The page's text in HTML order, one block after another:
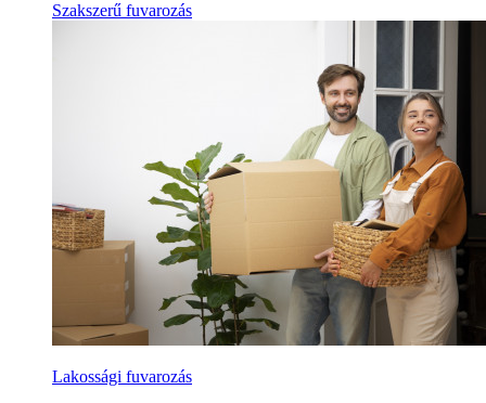
Szakszerű fuvarozás
Lakossági fuvarozás